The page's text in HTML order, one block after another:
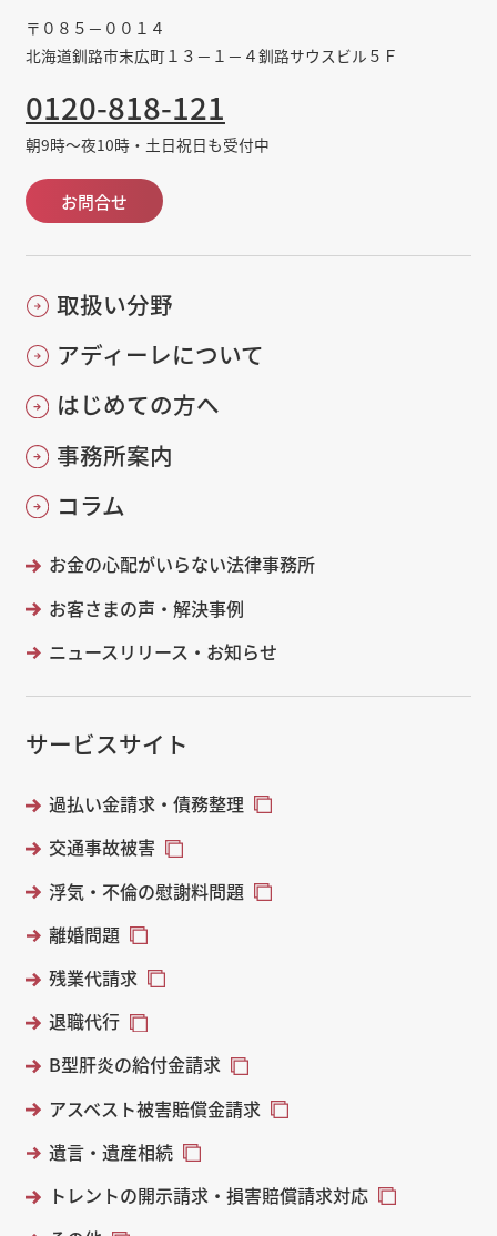
〒０８５－００１４
北海道釧路市末広町１３－１－４釧路サウスビル５Ｆ
0120-818-121
朝9時～夜10時・土日祝日も受付中
お問合せ
取扱い分野
アディーレについて
はじめての方へ
事務所案内
コラム
お金の心配がいらない法律事務所
お客さまの声・解決事例
ニュースリリース・お知らせ
サービスサイト
過払い金請求・債務整理
交通事故被害
浮気・不倫の慰謝料問題
離婚問題
残業代請求
退職代行
B型肝炎の給付金請求
アスベスト被害賠償金請求
遺言・遺産相続
トレントの開示請求・損害賠償請求対応